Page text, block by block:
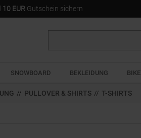
10 EUR Gutschein sichern
SNOWBOARD BEKLEIDUNG BIKE
// PULLOVER & SHIRTS // T-SHIRTS